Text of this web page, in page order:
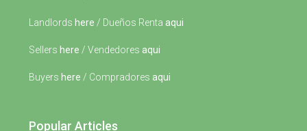
Landlords here / Dueños Renta aqui
Sellers here / Vendedores aqui
Buyers here / Compradores aqui
Popular Articles